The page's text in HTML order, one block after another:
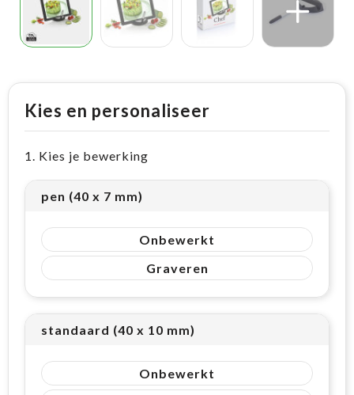
Kies en personaliseer
1. Kies je bewerking
pen (40 x 7 mm)
Onbewerkt
Graveren
standaard (40 x 10 mm)
Onbewerkt